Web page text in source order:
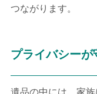
つながります。
プライバシーが
遺品の中には、家